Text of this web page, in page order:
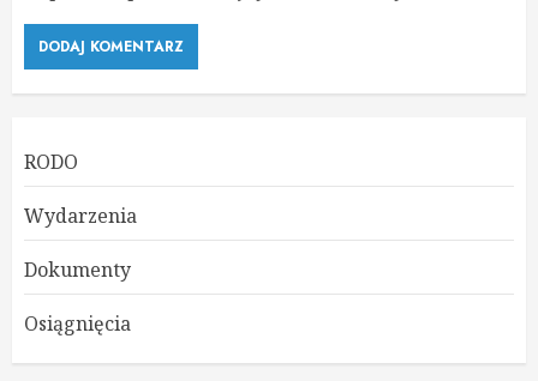
RODO
Wydarzenia
Dokumenty
Osiągnięcia